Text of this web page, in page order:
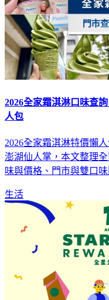
2026全家霜淇淋口味查
人包
2026全家霜淇淋特價懶
澎湖仙人掌，本文整理
味與價格、門市與雙口味
生活